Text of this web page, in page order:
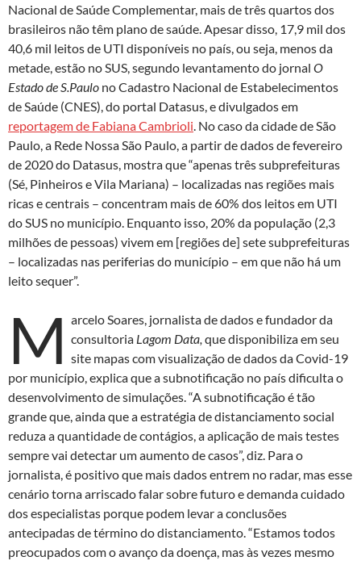
Nacional de Saúde Complementar, mais de três quartos dos
brasileiros não têm plano de saúde. Apesar disso, 17,9 mil dos
40,6 mil leitos de UTI disponíveis no país, ou seja, menos da
metade, estão no SUS, segundo levantamento do jornal O
Estado de S.Paulo no Cadastro Nacional de Estabelecimentos
de Saúde (CNES), do portal Datasus, e divulgados em
reportagem de Fabiana Cambrioli. No caso da cidade de São
Paulo, a Rede Nossa São Paulo, a partir de dados de fevereiro
de 2020 do Datasus, mostra que “apenas três subprefeituras
(Sé, Pinheiros e Vila Mariana) – localizadas nas regiões mais
ricas e centrais – concentram mais de 60% dos leitos em UTI
do SUS no município. Enquanto isso, 20% da população (2,3
milhões de pessoas) vivem em [regiões de] sete subprefeituras
– localizadas nas periferias do município – em que não há um
leito sequer”.
M arcelo Soares, jornalista de dados e fundador da
consultoria Lagom Data, que disponibiliza em seu
site mapas com visualização de dados da Covid-19
por município, explica que a subnotificação no país dificulta o
desenvolvimento de simulações. “A subnotificação é tão
grande que, ainda que a estratégia de distanciamento social
reduza a quantidade de contágios, a aplicação de mais testes
sempre vai detectar um aumento de casos”, diz. Para o
jornalista, é positivo que mais dados entrem no radar, mas esse
cenário torna arriscado falar sobre futuro e demanda cuidado
dos especialistas porque podem levar a conclusões
antecipadas de término do distanciamento. “Estamos todos
preocupados com o avanço da doença, mas às vezes mesmo